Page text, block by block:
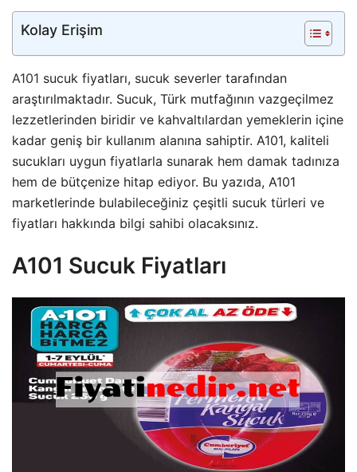
Kolay Erişim
A101 sucuk fiyatları, sucuk severler tarafından
araştırılmaktadır. Sucuk, Türk mutfağının vazgeçilmez
lezzetlerinden biridir ve kahvaltılardan yemeklerin içine
kadar geniş bir kullanım alanına sahiptir. A101, kaliteli
sucukları uygun fiyatlarla sunarak hem damak tadınıza
hem de bütçenize hitap ediyor. Bu yazıda, A101
marketlerinde bulabileceğiniz çeşitli sucuk türleri ve
fiyatları hakkında bilgi sahibi olacaksınız.
A101 Sucuk Fiyatları